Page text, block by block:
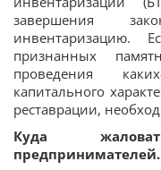
завершения
инвентаризацию.
признанных
проведения
капитального
реставрации,
Куда
предпринимателей.